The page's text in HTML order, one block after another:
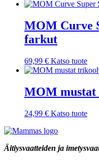
MOM Curve
farkut
69,99 € Katso tuote
MOM mustat
24,99 € Katso tuote
Äitiysvaatteiden ja